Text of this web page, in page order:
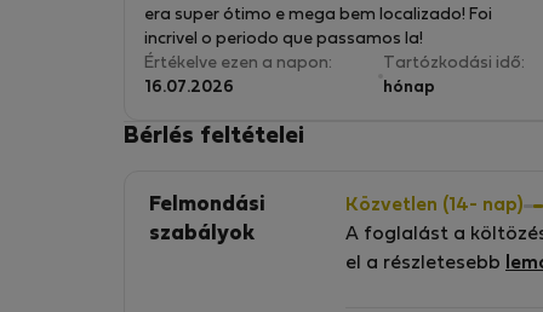
era super ótimo e mega bem localizado! Foi
incrivel o periodo que passamos la!
Értékelve ezen a napon:
16.07.2026
Tartózkodási idő:
hónap
Bérlés feltételei
Felmondási
szabályok
Közvetlen (14- nap)
A foglalást a
el a részletesebb